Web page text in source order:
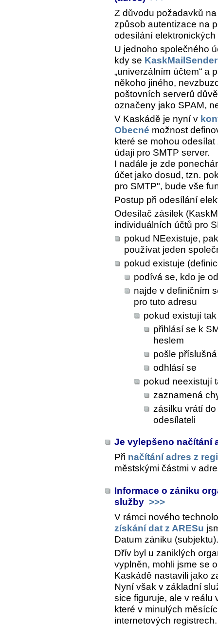
Z důvodu požadavků
způsob autentizace na
odesílání
U jednoho společného
kdy se KaskMailSender
„univerzálním účtem“ a
někoho jiného,
poštovních serverů
označeny jako SPAM,
V Kaskádě je nyní v
Obecné možnost
které se mohou
údaji pro SMTP server.
I nadále je zde
účet jako dosud, tzn.
pro SMTP", bude vše
Postup při odesílání
Odesílač zásilek
individuálních účtů pro
pokud NEexistuje,
používat jeden
pokud existuje
podívá se, kdo je
najde v definičním
pro tuto adresu
pokud existují tak
přihlásí se k
heslem
pošle
odhlásí se
pokud neexistují
zaznamená
zásilku vrátí
odesílateli
Je vylepšeno načítání
Při načítání adres z
městskými částmi v
Informace o zániku
služby >>>
V rámci nového
získání dat z ARESu
Datum zániku (subjektu).
Dřív byl u zaniklých
vyplněn, mohli jsme se
Kaskádě nastavili jako
Nyní však v základní
sice figuruje, ale v reálu
které v minulých
internetových registrech.